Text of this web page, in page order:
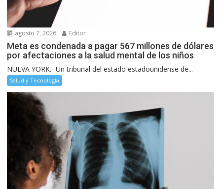
agosto 7, 2026 Editor
Meta es condenada a pagar 567 millones de dólares
por afectaciones a la salud mental de los niños
NUEVA YORK.- Un tribunal del estado estadounidense de...
Salud y Tecnología